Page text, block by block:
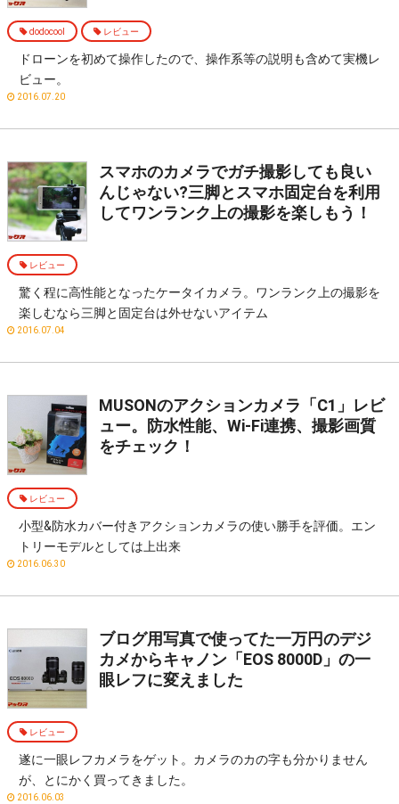
dodocool レビュー
ドローンを初めて操作したので、操作系等の説明も含めて実機レ
ビュー。
2016.07.20
スマホのカメラでガチ撮影しても良い
んじゃない?三脚とスマホ固定台を利用
してワンランク上の撮影を楽しもう！
レビュー
驚く程に高性能となったケータイカメラ。ワンランク上の撮影を
楽しむなら三脚と固定台は外せないアイテム
2016.07.04
MUSONのアクションカメラ「C1」レビ
ュー。防水性能、Wi-Fi連携、撮影画質
をチェック！
レビュー
小型&防水カバー付きアクションカメラの使い勝手を評価。エン
トリーモデルとしては上出来
2016.06.30
ブログ用写真で使ってた一万円のデジ
カメからキャノン「EOS 8000D」の一
眼レフに変えました
レビュー
遂に一眼レフカメラをゲット。カメラのカの字も分かりません
が、とにかく買ってきました。
2016.06.03